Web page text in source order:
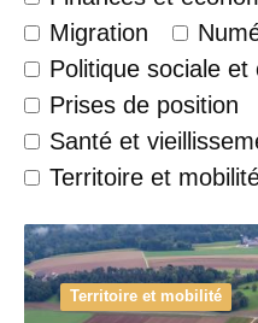
Migration
Politique sociale et
Prises de position
Santé et
Territoire et
Territoire et mobilité